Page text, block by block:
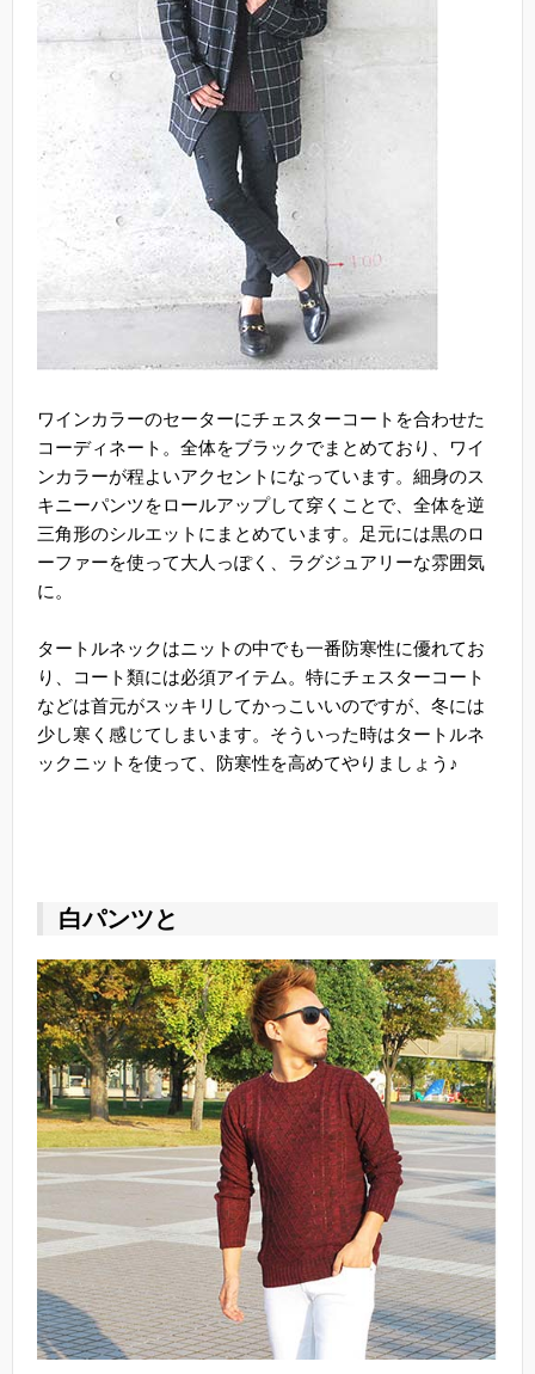
ワインカラーのセーターにチェスターコートを合わせた
コーディネート。全体をブラックでまとめており、ワイ
ンカラーが程よいアクセントになっています。細身のス
キニーパンツをロールアップして穿くことで、全体を逆
三角形のシルエットにまとめています。足元には黒のロ
ーファーを使って大人っぽく、ラグジュアリーな雰囲気
に。
タートルネックはニットの中でも一番防寒性に優れてお
り、コート類には必須アイテム。特にチェスターコート
などは首元がスッキリしてかっこいいのですが、冬には
少し寒く感じてしまいます。そういった時はタートルネ
ックニットを使って、防寒性を高めてやりましょう♪
白パンツと